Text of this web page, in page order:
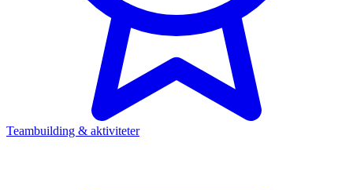
Teambuilding & aktiviteter